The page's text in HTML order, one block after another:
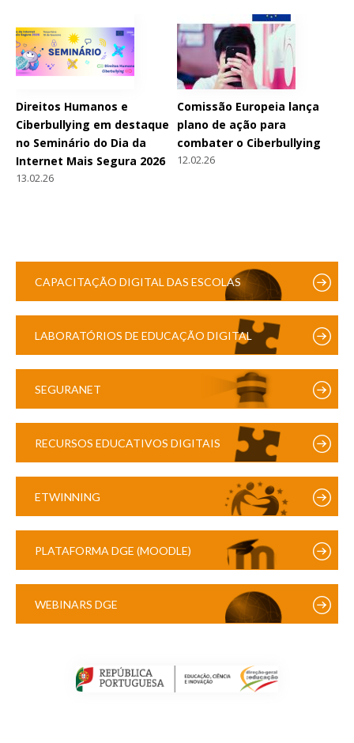
Direitos Humanos e
Ciberbullying em destaque
no Seminário do Dia da
Internet Mais Segura 2026
13.02.26
Comissão Europeia lança
plano de ação para
combater o Ciberbullying
12.02.26
CAPACITAÇÃO DIGITAL DAS ESCOLAS
LABORATÓRIOS DE EDUCAÇÃO DIGITAL
SEGURANET
RECURSOS EDUCATIVOS DIGITAIS
ETWINNING
PLATAFORMA DGE (MOODLE)
WEBINARS DGE